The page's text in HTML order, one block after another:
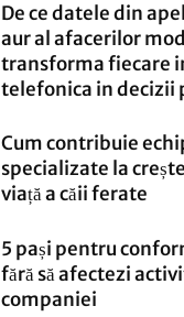
De ce datele din
aur al afacerilor
transforma fiecare
telefonica in decizii
Cum contribuie
specializate la
viață a căii ferate
5 pași pentru
fără să afectezi
companiei